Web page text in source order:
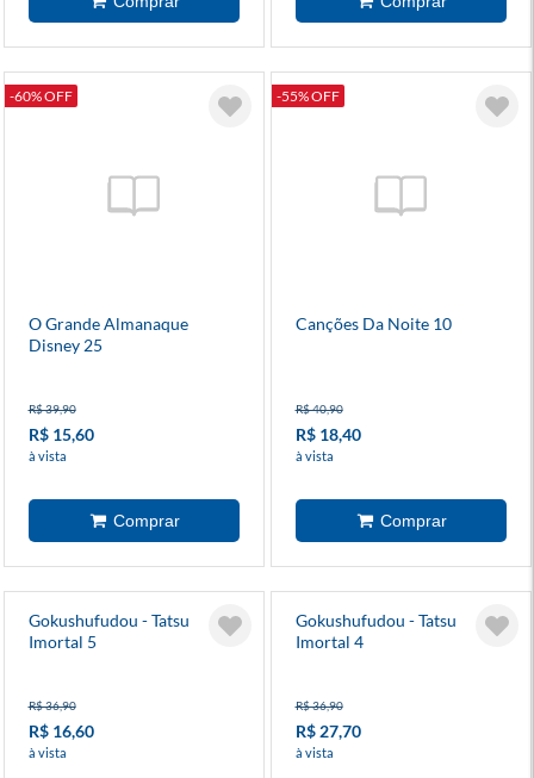
-60% OFF
O Grande Almanaque
Disney 25
R$ 39,90
R$ 15,60
à vista
-55% OFF
Canções Da Noite 10
R$ 40,90
R$ 18,40
à vista
Gokushufudou - Tatsu
Imortal 5
R$ 36,90
R$ 16,60
à vista
Gokushufudou - Tatsu
Imortal 4
R$ 36,90
R$ 27,70
à vista